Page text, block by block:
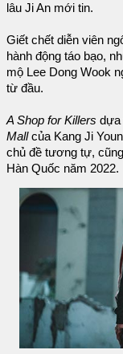
lâu Ji An mới tin.
Giết chết diễn viên
hành động táo bạo,
mộ Lee Dong Wook
từ đầu.
A Shop for Killers dựa
Mallcủa Kang Ji
chủ đề tương tự,
Hàn Quốc năm 2022.